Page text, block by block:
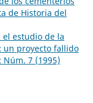
de Historia del
el estudio de la
un proyecto fallido
7 (1995)